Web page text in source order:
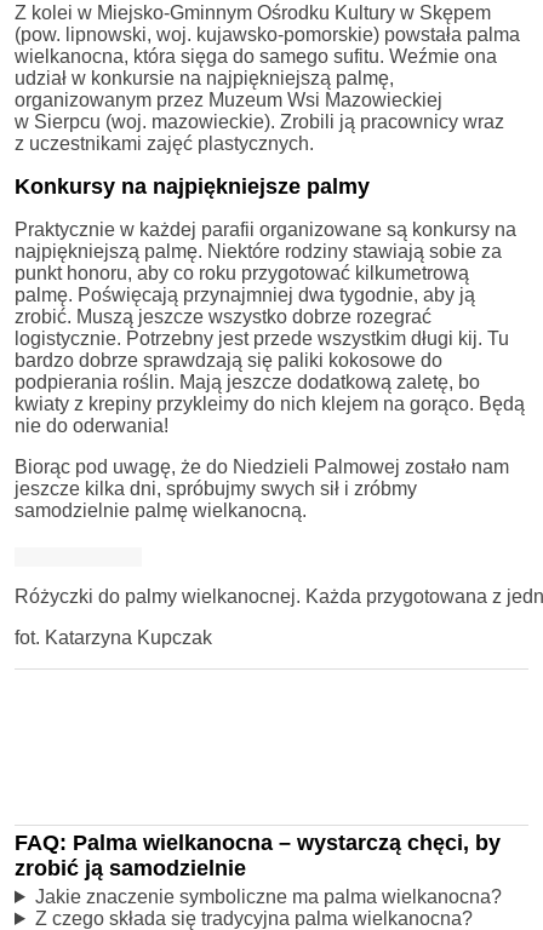
Z kolei w Miejsko-Gminnym Ośrodku Kultury w Skępem
(pow. lipnowski, woj. kujawsko-pomorskie) powstała palma
wielkanocna, która sięga do samego sufitu. Weźmie ona
udział w konkursie na najpiękniejszą palmę,
organizowanym przez Muzeum Wsi Mazowieckiej
w Sierpcu (woj. mazowieckie). Zrobili ją pracownicy wraz
z uczestnikami zajęć plastycznych.
Konkursy na najpiękniejsze palmy
Praktycznie w każdej parafii organizowane są konkursy na
najpiękniejszą palmę. Niektóre rodziny stawiają sobie za
punkt honoru, aby co roku przygotować kilkumetrową
palmę. Poświęcają przynajmniej dwa tygodnie, aby ją
zrobić. Muszą jeszcze wszystko dobrze rozegrać
logistycznie. Potrzebny jest przede wszystkim długi kij. Tu
bardzo dobrze sprawdzają się paliki kokosowe do
podpierania roślin. Mają jeszcze dodatkową zaletę, bo
kwiaty z krepiny przykleimy do nich klejem na gorąco. Będą
nie do oderwania!
Biorąc pod uwagę, że do Niedzieli Palmowej zostało nam
jeszcze kilka dni, spróbujmy swych sił i zróbmy
samodzielnie palmę wielkanocną.
Różyczki do palmy wielkanocnej. Każda przygotowana z
fot. Katarzyna Kupczak
FAQ: Palma wielkanocna – wystarczą chęci, by
zrobić ją samodzielnie
Jakie znaczenie symboliczne ma palma wielkanocna?
Z czego składa się tradycyjna palma wielkanocna?